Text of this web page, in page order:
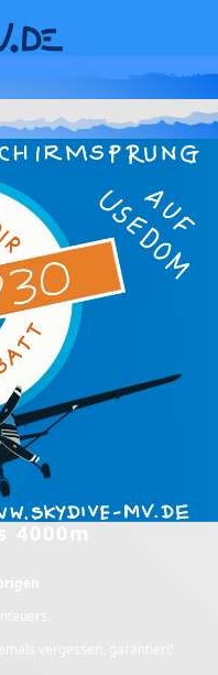
vergessen, garantiert!